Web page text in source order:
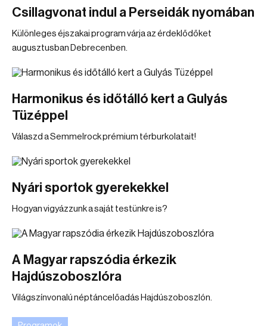
Csillagvonat indul a Perseidák nyomában
Különleges éjszakai program várja az érdeklődőket
augusztusban Debrecenben.
Harmonikus és időtálló kert a Gulyás
Tüzéppel
Válaszd a Semmelrock prémium térburkolatait!
Nyári sportok gyerekekkel
Hogyan vigyázzunk a saját testünkre is?
A Magyar rapszódia érkezik
Hajdúszoboszlóra
Világszínvonalú néptáncelőadás Hajdúszoboszlón.